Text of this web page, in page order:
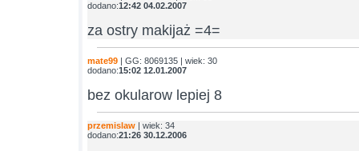
dodano:12:42 04.02.2007
za ostry makijaż =4=
mate99 | GG: 8069135 | wiek: 30
dodano:15:02 12.01.2007
bez okularow lepiej 8
przemislaw | wiek: 34
dodano:21:26 30.12.2006